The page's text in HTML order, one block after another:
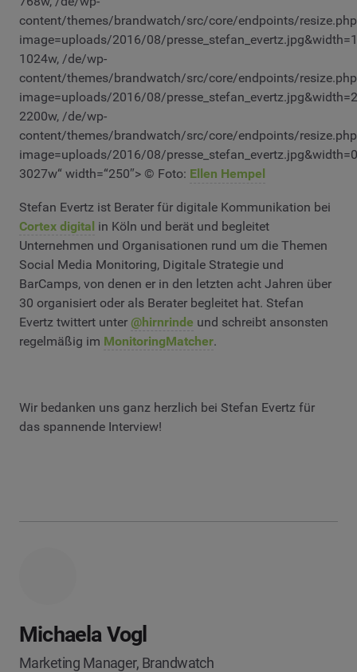
content/themes/brandwatch/src/core/endpoints/
image=uploads/2016/08/
1024w, /de/wp-
content/themes/brandwatch/src/core/endpoints/
image=uploads/2016/08/
2200w, /de/wp-
content/themes/brandwatch/src/core/endpoints/
image=uploads/2016/08/presse_stefan_evertz.jpg&width=0
3027w“ width=“250″> © Foto: Ellen Hempel
Stefan Evertz ist Berater für digitale Kommunikation bei
Cortex digital in Köln und berät und begleitet
Unternehmen und Organisationen rund um die Themen
Social Media Monitoring, Digitale Strategie und
BarCamps, von denen er in den letzten acht Jahren über
30 organisiert oder als Berater begleitet hat. Stefan
Evertz twittert unter @hirnrinde und schreibt ansonsten
regelmäßig im MonitoringMatcher.
Wir bedanken uns ganz herzlich bei Stefan Evertz für
das spannende Interview!
Michaela Vogl
Marketing Manager, Brandwatch